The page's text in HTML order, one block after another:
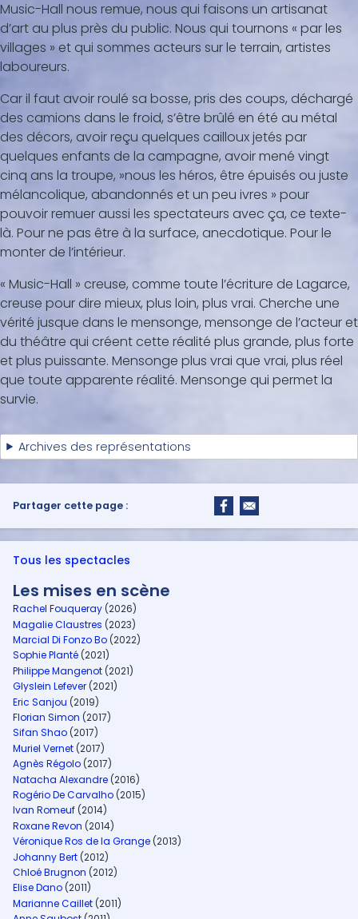
Music-Hall nous remue, nous qui faisons un artisanat
d’art au plus près du public. Nous qui tournons « par les
villages » et qui sommes acteurs sur le terrain, artistes
laboureurs.
Car il faut avoir roulé sa bosse, pris des coups, déchargé
des camions dans le froid, s’être brûlé en été au métal
des décors, avoir reçu quelques cailloux jetés par
quelques enfants de la campagne, avoir mené vingt
cinq ans la troupe, »nous les héros, être épuisés ou juste
mélancolique, abandonnés et un peu ivres » pour
pouvoir remuer aussi les spectateurs avec ça, ce texte-
là. Pour ne pas être à la surface, anecdotique. Pour le
monter de l’intérieur.
« Music-Hall » creuse, comme toute l’écriture de Lagarce,
creuse pour dire mieux, plus loin, plus vrai. Cherche une
vérité jusque dans le mensonge, mensonge de l’acteur et
du théâtre qui créent cette réalité plus grande, plus forte
et plus puissante. Mensonge plus vrai que vrai, plus réel
que toute apparente réalité. Mensonge qui permet la
survie.
Archives des représentations
Partager cette page :
Tous les spectacles
Les mises en scène
Rachel Fouqueray (2026)
Magalie Claustres (2023)
Marcial Di Fonzo Bo (2022)
Sophie Planté (2021)
Philippe Mangenot (2021)
Glyslein Lefever (2021)
Eric Sanjou (2019)
Florian Simon (2017)
Sifan Shao (2017)
Muriel Vernet (2017)
Agnès Régolo (2017)
Natacha Alexandre (2016)
Rogério De Carvalho (2015)
Ivan Romeuf (2014)
Roxane Revon (2014)
Véronique Ros de la Grange (2013)
Johanny Bert (2012)
Chloé Brugnon (2012)
Elise Dano (2011)
Marianne Caillet (2011)